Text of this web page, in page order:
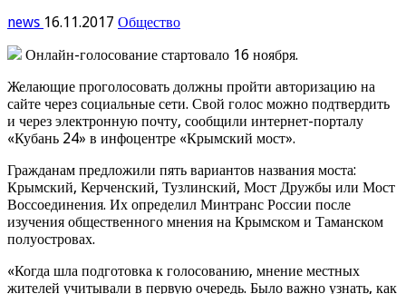
news 16.11.2017 Общество
Онлайн-голосование стартовало 16 ноября.
Желающие проголосовать должны пройти авторизацию на
сайте через социальные сети. Свой голос можно подтвердить
и через электронную почту, сообщили интернет-порталу
«Кубань 24» в инфоцентре «Крымский мост».
Гражданам предложили пять вариантов названия моста:
Крымский, Керченский, Тузлинский, Мост Дружбы или Мост
Воссоединения. Их определил Минтранс России после
изучения общественного мнения на Крымском и Таманском
полуостровах.
«Когда шла подготовка к голосованию, мнение местных
жителей учитывали в первую очередь. Было важно узнать, как